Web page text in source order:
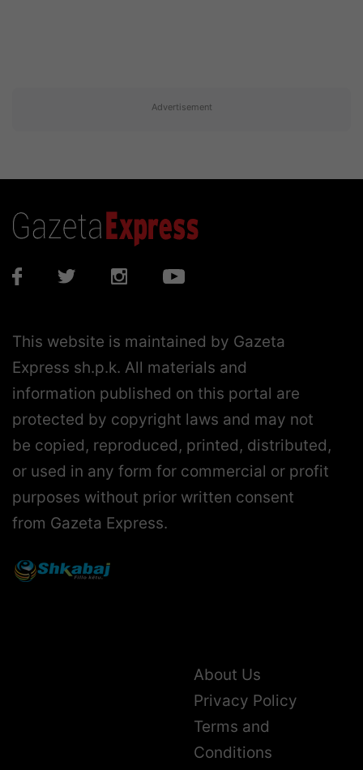
Advertisement
This website is maintained by Gazeta
Express sh.p.k. All materials and
information published on this portal are
protected by copyright laws and may not
be copied, reproduced, printed, distributed,
or used in any form for commercial or profit
purposes without prior written consent
from Gazeta Express.
About Us
Privacy Policy
Terms and
Conditions